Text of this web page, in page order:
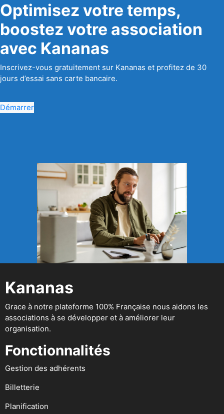
Optimisez votre temps,
boostez votre association
avec Kananas
Inscrivez-vous gratuitement sur Kananas et profitez de 30
jours d’essai sans carte bancaire.
Démarrer
Kananas
Grace à notre plateforme 100% Française nous aidons les
associations à se développer et à améliorer leur
organisation.
Fonctionnalités
Gestion des adhérents
Billetterie
Planification